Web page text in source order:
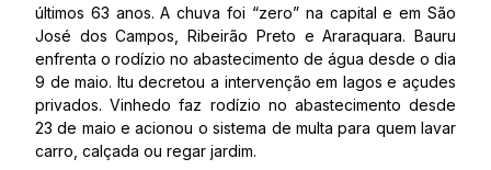
últimos 63 anos. A chuva foi “zero” na capital e em São
José dos Campos, Ribeirão Preto e Araraquara. Bauru
enfrenta o rodízio no abastecimento de água desde o dia
9 de maio. Itu decretou a intervenção em lagos e açudes
privados. Vinhedo faz rodízio no abastecimento desde
23 de maio e acionou o sistema de multa para quem lavar
carro, calçada ou regar jardim.